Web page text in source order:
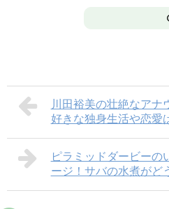
川田裕美の壮絶なアナ
好きな独身生活や恋愛
ピラミッドダービーの
ージ！サバの水煮がど